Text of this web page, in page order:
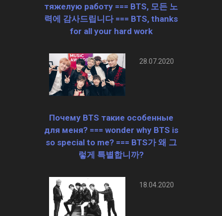
тяжелую работу === BTS, 모든 노
력에 감사드립니다 === BTS, thanks
for all your hard work
28.07.2020
Почему BTS такие особенные
для меня? === wonder why BTS is
so special to me? === BTS가 왜 그
렇게 특별합니까?
18.04.2020